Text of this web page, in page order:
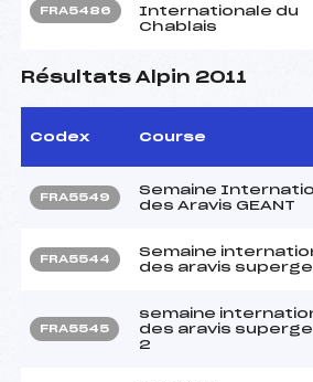
FRA5486
Internationale du
Chablais
Résultats Alpin 2011
Codex Course
FRA5549
Semaine
des Aravis GEANT
FRA5544
Semaine
des aravis
FRA5545
semaine
des aravis
2